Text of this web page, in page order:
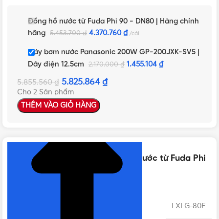
Đồng hồ nước từ Fuda Phi 90 - DN80 | Hàng chính
hãng
5.453.700₫ 4.370.760 ₫ cái
Máy bơm nước Panasonic 200W GP-200JXK-SV5 |
Dây điện 12.5cm
2.170.000₫ 1.455.104 ₫
5.855.560₫ 5.825.864 ₫
Cho 2 Sản phẩm
THÊM VÀO GIỎ HÀNG
Thông số kỹ thuật của Đồng hồ nước từ Fuda Phi
90 – DN80 | Hàng chính hãng
LXLG-80E
NHẤN ĐỂ XEM TIẾP (THU GỌN)